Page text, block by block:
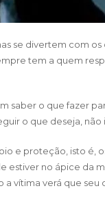
se divertem com
tem a quem
saber o que fazer
o que deseja, não
e proteção, isto é,
estiver no ápice da
vítima verá que